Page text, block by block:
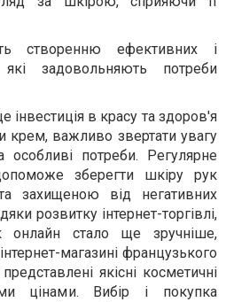
створенню ефективних і
які задовольняють потреби
інвестиція в красу та здоров'я
крем, важливо звертати увагу
потреби. Регулярне
зберегти шкіру рук
захищеною від негативних
розвитку інтернет-торгівлі,
стало ще зручніше,
магазині французького
якісні косметичні
цінами. Вибір і покупка